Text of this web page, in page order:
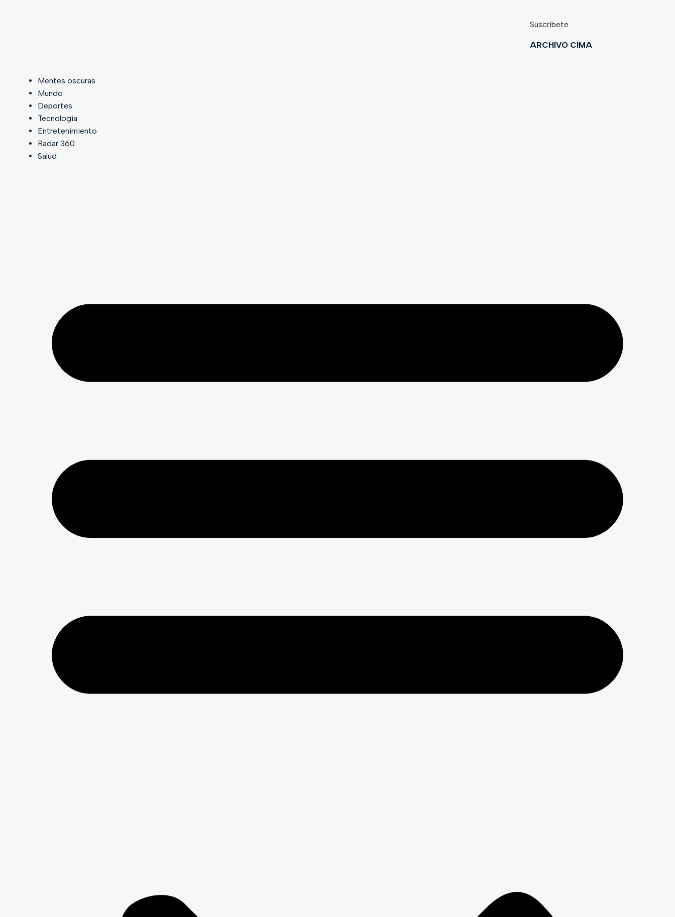
Suscríbete
ARCHIVO CIMA
Mentes oscuras
Mundo
Deportes
Tecnología
Entretenimiento
Radar 360
Salud